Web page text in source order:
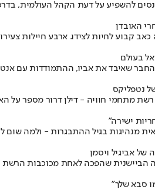
להשפיע על דעת הקהל העולמית,
האובדן
קבוע לחיות לצידו. ארבע חיילות
בעולם
שאיבד את אביו, ההתמודדות עם
נטפליקס
מתחמי חוויה - דילן דרור מספר על
ישירה"
מנהיגות בגיל ההתבגרות - ולמה שום
של אביגיל ויסמן
שהפכה לאחת מכוכבות הרשת